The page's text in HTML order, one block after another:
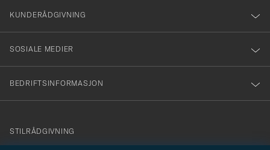
nyhetsbrev!
KUNDERÅDGIVNING
SOSIALE MEDIER
BEDRIFTSINFORMASJON
info@careofcarl.no
STILRÅDGIVNING